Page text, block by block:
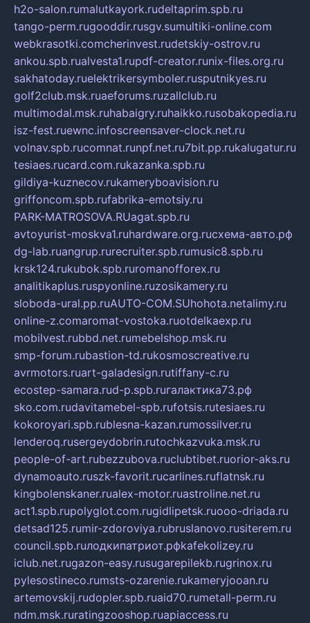
h2o-salon.rumalutkayork.rudeltaprim.spb.ru
tango-perm.rugooddir.rusgv.sumultiki-online.com
webkrasotki.comcherinvest.rudetskiy-ostrov.ru
ankou.spb.rualvesta1.rupdf-creator.runix-files.org.ru
sakhatoday.ruelektrikersymboler.rusputnikyes.ru
golf2club.msk.ruaeforums.ruzallclub.ru
multimodal.msk.ruhabaigry.ruhaikko.rusobakopedia.ru
isz-fest.ruewnc.infoscreensaver-clock.net.ru
volnav.spb.rucomnat.runpf.net.ru7bit.pp.rukalugatur.ru
tesiaes.rucard.com.rukazanka.spb.ru
gildiya-kuznecov.rukameryboavision.ru
griffoncom.spb.rufabrika-emotsiy.ru
PARK-MATROSOVA.RUagat.spb.ru
avtoyurist-moskva1.ruhardware.org.ruсхема-авто.рф
dg-lab.ruangrup.rurecruiter.spb.rumusic8.spb.ru
krsk124.rukubok.spb.ruromanofforex.ru
analitikaplus.ruspyonline.ruzosikamery.ru
sloboda-ural.pp.ruAUTO-COM.SUhohota.netalimy.ru
online-z.comaromat-vostoka.ruotdelkaexp.ru
mobilvest.rubbd.net.rumebelshop.msk.ru
smp-forum.rubastion-td.rukosmoscreative.ru
avrmotors.ruart-galadesign.rutiffany-c.ru
ecostep-samara.rud-p.spb.ruгалактика73.рф
sko.com.rudavitamebel-spb.rufotsis.rutesiaes.ru
kokoroyari.spb.rublesna-kazan.rumossilver.ru
lenderoq.rusergeydobrin.rutochkazvuka.msk.ru
people-of-art.rubezzubova.ruclubtibet.ruorior-aks.ru
dynamoauto.ruszk-favorit.rucarlines.ruflatnsk.ru
kingbolenskaner.rualex-motor.ruastroline.net.ru
act1.spb.rupolyglot.com.rugidlipetsk.ruooo-driada.ru
detsad125.rumir-zdoroviya.rubruslanovo.rusiterem.ru
council.spb.ruлодкипатриот.рфkafekolizey.ru
iclub.net.rugazon-easy.rusugarepilekb.rugrinox.ru
pylesostineco.rumsts-ozarenie.rukameryjooan.ru
artemovskij.rudopler.spb.ruaid70.rumetall-perm.ru
ndm.msk.ruratingzooshop.ruapiaccess.ru